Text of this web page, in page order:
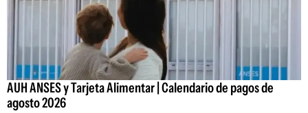
AUH ANSES y Tarjeta Alimentar | Calendario de pagos de
agosto 2026